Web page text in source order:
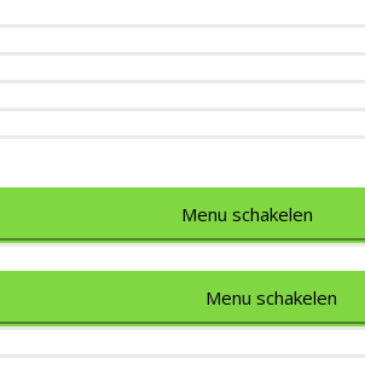
Menu schakelen
Menu schakelen